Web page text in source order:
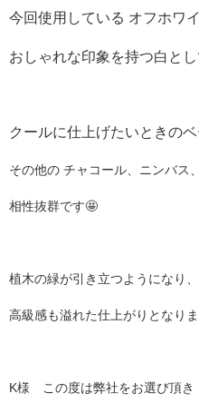
今回使用している オフホワ
おしゃれな印象を持つ白と
クールに仕上げたいときの
その他の チャコール、ニンバス
相性抜群です🤩
植木の緑が引き立つようになり、
高級感も溢れた仕上がりとなり
K様 この度は弊社をお選び頂き